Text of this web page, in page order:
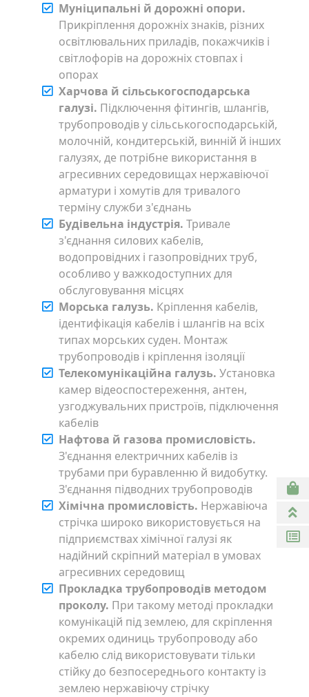
Муніципальні й дорожні опори.
Прикріплення дорожніх знаків, різних
освітлювальних приладів, покажчиків і
світлофорів на дорожніх стовпах і
опорах
Харчова й сільськогосподарська
галузі. Підключення фітингів, шлангів,
трубопроводів у сільськогосподарській,
молочній, кондитерській, винній й інших
галузях, де потрібне використання в
агресивних середовищах нержавіючої
арматури і хомутів для тривалого
терміну служби з'єднань
Будівельна індустрія. Тривале
з'єднання силових кабелів,
водопровідних і газопровідних труб,
особливо у важкодоступних для
обслуговування місцях
Морська галузь. Кріплення кабелів,
ідентифікація кабелів і шлангів на всіх
типах морських суден. Монтаж
трубопроводів і кріплення ізоляції
Телекомунікаційна галузь. Установка
камер відеоспостереження, антен,
узгоджувальних пристроїв, підключення
кабелів
Нафтова й газова промисловість.
З'єднання електричних кабелів із
трубами при буравленню й видобутку.
З'єднання підводних трубопроводів
Хімічна промисловість. Нержавіюча
стрічка широко використовується на
підприємствах хімічної галузі як
надійний скріпний матеріал в умовах
агресивних середовищ
Прокладка трубопроводів методом
проколу. При такому методі прокладки
комунікацій під землею, для скріплення
окремих одиниць трубопроводу або
кабелю слід використовувати тільки
стійку до безпосереднього контакту із
землею нержавіючу стрічку